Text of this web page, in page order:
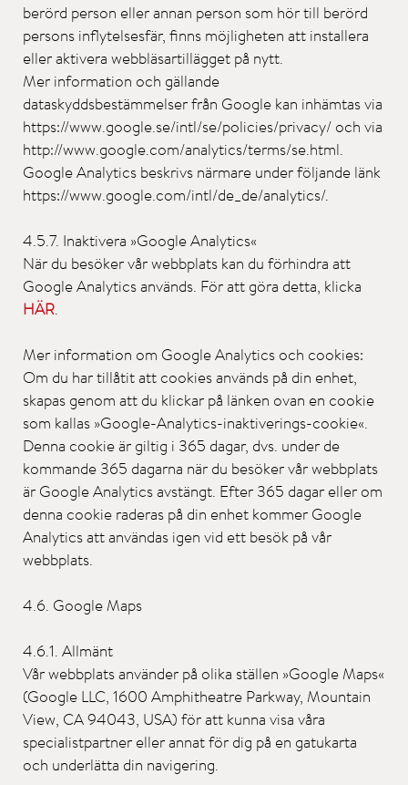
berörd person eller annan person som hör till berörd
persons inflytelsesfär, finns möjligheten att installera
eller aktivera webbläsartillägget på nytt.
Mer information och gällande
dataskyddsbestämmelser från Google kan inhämtas via
https://www.google.se/intl/se/policies/privacy/ och via
http://www.google.com/analytics/terms/se.html.
Google Analytics beskrivs närmare under följande länk
https://www.google.com/intl/de_de/analytics/.
4.5.7. Inaktivera »Google Analytics«
När du besöker vår webbplats kan du förhindra att
Google Analytics används. För att göra detta, klicka
HÄR.
Mer information om Google Analytics och cookies:
Om du har tillåtit att cookies används på din enhet,
skapas genom att du klickar på länken ovan en cookie
som kallas »Google-Analytics-inaktiverings-cookie«.
Denna cookie är giltig i 365 dagar, dvs. under de
kommande 365 dagarna när du besöker vår webbplats
är Google Analytics avstängt. Efter 365 dagar eller om
denna cookie raderas på din enhet kommer Google
Analytics att användas igen vid ett besök på vår
webbplats.
4.6. Google Maps
4.6.1. Allmänt
Vår webbplats använder på olika ställen »Google Maps«
(Google LLC, 1600 Amphitheatre Parkway, Mountain
View, CA 94043, USA) för att kunna visa våra
specialistpartner eller annat för dig på en gatukarta
och underlätta din navigering.